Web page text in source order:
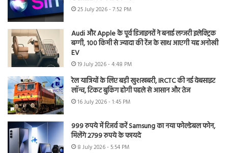
25 July 2026 - 7:52 PM
Audi और Apple के पूर्व डिजाइनरों ने बनाई लग्जरी इलेक्ट्रिक
बग्गी, 100 किमी से ज्यादा की रेंज के साथ आएगी यह अनोखी
EV
19 July 2026 - 4:48 PM
रेल यात्रियों के लिए बड़ी खुशखबरी, IRCTC की नई वेबसाइट
लॉन्च, टिकट बुकिंग होगी पहले से आसान और तेज
16 July 2026 - 1:45 PM
999 रुपये में रिजर्व करें Samsung का नया फोल्डेबल फोन,
मिलेंगे 2799 रुपये के फायदे
8 July 2026 - 5:54 PM